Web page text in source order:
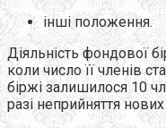
інші положення.
Діяльність фондової
коли число її членів
біржі залишилося 10
разі неприйняття